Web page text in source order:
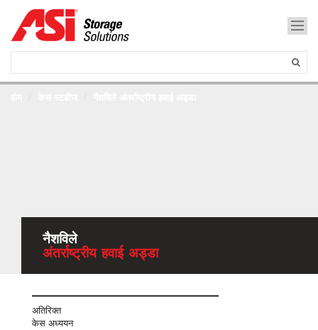
नैशविले
अंतर्राष्ट्रीय हवाई अड्डा
अतिरिक्त
केस अध्ययन